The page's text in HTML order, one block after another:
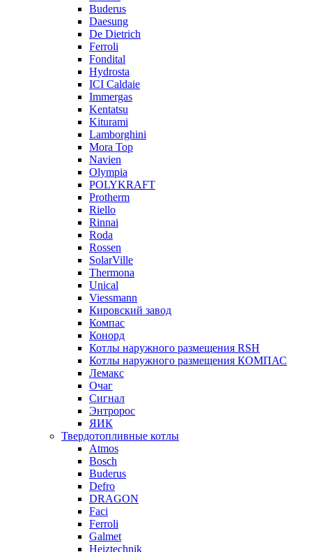
Buderus
Daesung
De Dietrich
Ferroli
Fondital
Hydrosta
ICI Caldaie
Immergas
Kentatsu
Kiturami
Lamborghini
Mora Top
Navien
Olympia
POLYKRAFT
Protherm
Riello
Rinnai
Roda
Rossen
SolarVille
Thermona
Unical
Viessmann
Кировский завод
Компас
Конорд
Котлы наружного размещения RSH
Котлы наружного размещения КОМПАС
Лемакс
Очаг
Сигнал
Энтророс
ЯИК
Твердотопливные котлы
Atmos
Bosch
Buderus
Defro
DRAGON
Faci
Ferroli
Galmet
Heiztechnik